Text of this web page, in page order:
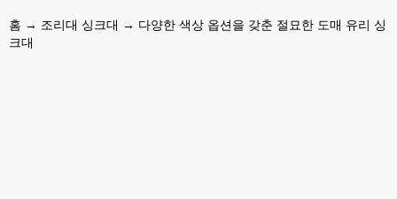
홈 → 조리대 싱크대 → 다양한 색상 옵션을 갖춘 절묘한 도매 유리 싱
크대